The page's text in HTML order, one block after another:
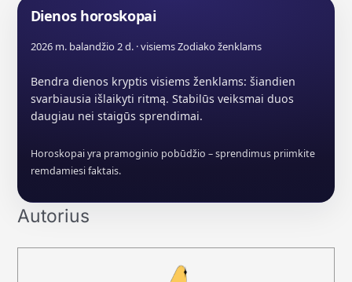
Dienos horoskopai
2026 m. balandžio 2 d. · visiems Zodiako ženklams
Bendra dienos kryptis visiems ženklams: šiandien
svarbiausia išlaikyti ritmą. Stabilūs veiksmai duos
daugiau nei staigūs sprendimai.
Horoskopai yra pramoginio pobūdžio – sprendimus priimkite
remdamiesi faktais.
Autorius